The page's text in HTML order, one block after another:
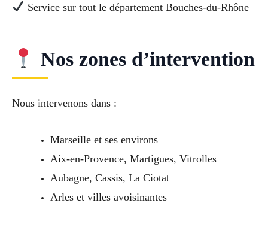
Service sur tout le département Bouches-du-Rhône
Nos zones d’intervention
Nous intervenons dans :
Marseille et ses environs
Aix-en-Provence, Martigues, Vitrolles
Aubagne, Cassis, La Ciotat
Arles et villes avoisinantes